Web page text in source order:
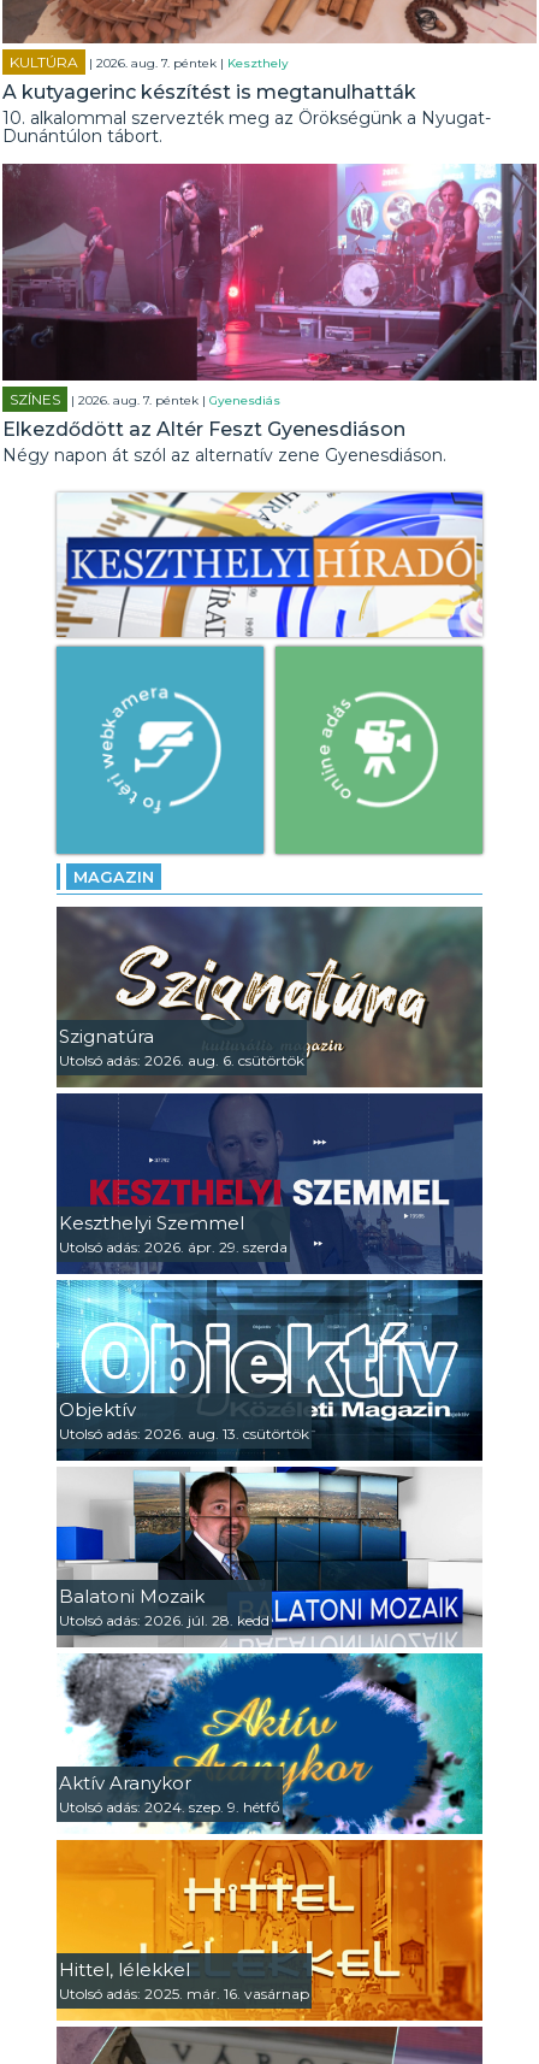
KULTÚRA | 2026. aug. 7. péntek | Keszthely
A kutyagerinc készítést is megtanulhatták
10. alkalommal szervezték meg az Örökségünk a Nyugat-
Dunántúlon tábort.
SZÍNES | 2026. aug. 7. péntek |Gyenesdiás
Elkezdődött az Altér Feszt Gyenesdiáson
Négy napon át szól az alternatív zene Gyenesdiáson.
MAGAZIN
Szignatúra
Utolsó adás: 2026. aug. 6. csütörtök
Keszthelyi Szemmel
Utolsó adás: 2026. ápr. 29. szerda
Objektív
Utolsó adás: 2026. aug. 13. csütörtök
Balatoni Mozaik
Utolsó adás: 2026. júl. 28. kedd
Aktív Aranykor
Utolsó adás: 2024. szep. 9. hétfő
Hittel, lélekkel
Utolsó adás: 2025. már. 16. vasárnap